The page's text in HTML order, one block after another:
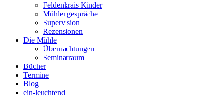
Feldenkrais Kinder
Mühlengespräche
Supervision
Rezensionen
Die Mühle
Übernachtungen
Seminarraum
Bücher
Termine
Blog
ein-leuchtend